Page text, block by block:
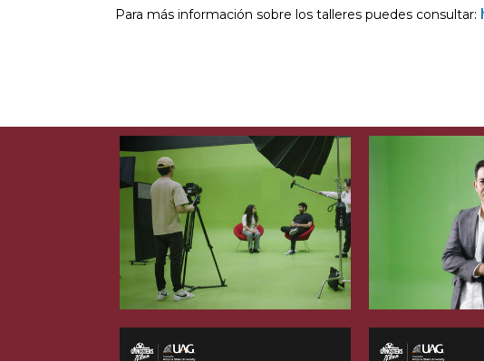
Para más información sobre los talleres puedes consultar: